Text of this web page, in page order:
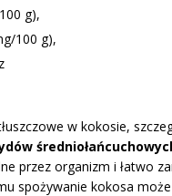
g),
100 g),
w kokosie,
przez organizm i łatwo
spożywanie kokosa